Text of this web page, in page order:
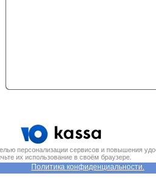
персонализации сервисов и повышения
их использование в своём браузере.
Политика конфиденциальности.